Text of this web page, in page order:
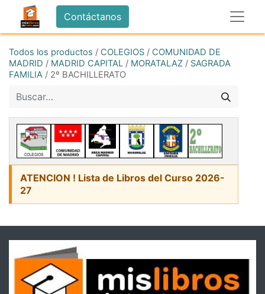
Contáctanos
Todos los productos / COLEGIOS / COMUNIDAD DE
MADRID / MADRID CAPITAL / MORATALAZ / SAGRADA
FAMILIA / 2º BACHILLERATO
ATENCION ! Lista de Libros del Curso 2026-
27